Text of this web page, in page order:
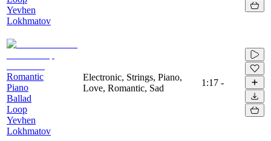
Yevhen
Lokhmatov
Romantic
Piano
Ballad
Loop
Yevhen
Lokhmatov
Electronic, Strings, Piano,
Love, Romantic, Sad
1:17 -